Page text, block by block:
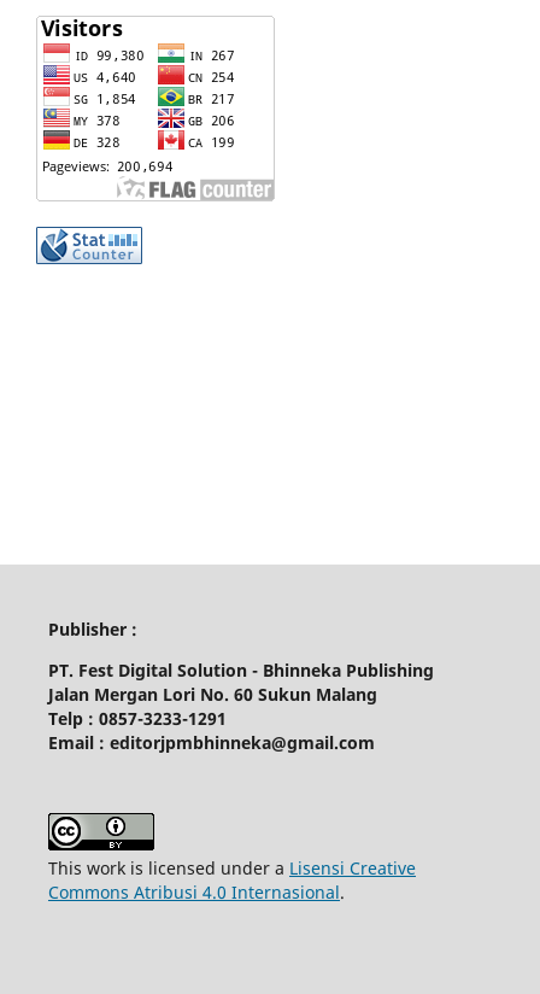
Publisher :
PT. Fest Digital Solution - Bhinneka Publishing
Jalan Mergan Lori No. 60 Sukun Malang
Telp : 0857-3233-1291
Email : editorjpmbhinneka@gmail.com
This work is licensed under a Lisensi Creative
Commons Atribusi 4.0 Internasional.